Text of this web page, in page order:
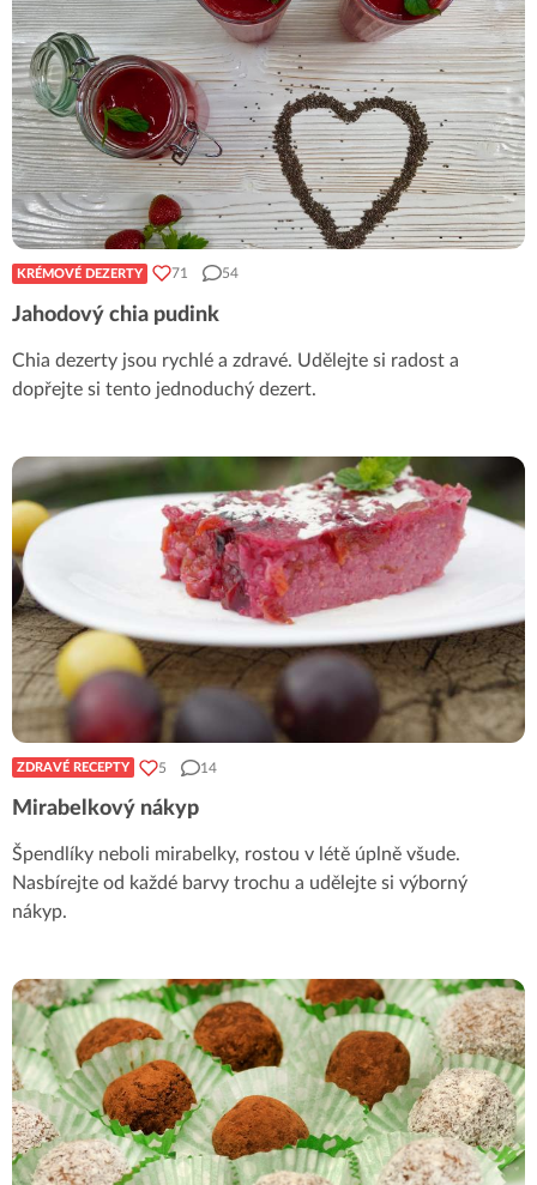
KRÉMOVÉ DEZERTY 71 54
Jahodový chia pudink
Chia dezerty jsou rychlé a zdravé. Udělejte si radost a
dopřejte si tento jednoduchý dezert.
ZDRAVÉ RECEPTY 5 14
Mirabelkový nákyp
Špendlíky neboli mirabelky, rostou v létě úplně všude.
Nasbírejte od každé barvy trochu a udělejte si výborný
nákyp.